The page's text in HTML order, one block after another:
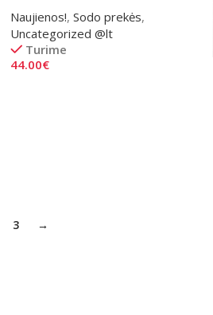
Naujienos!, Sodo prekės,
Uncategorized @lt
Turime
44.00€
3 →